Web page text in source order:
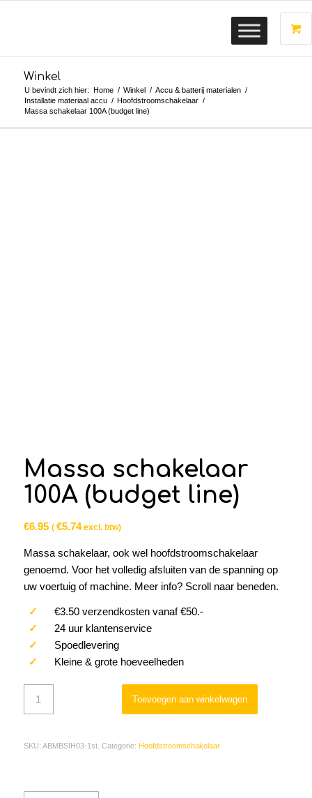
Winkel
U bevindt zich hier: Home / Winkel / Accu & batterij materialen /
Installatie materiaal accu / Hoofdstroomschakelaar /
Massa schakelaar 100A (budget line)
Massa schakelaar
100A (budget line)
€6.95 ( €5.74excl. btw)
Massa schakelaar, ook wel hoofdstroomschakelaar
genoemd. Voor het volledig afsluiten van de spanning op
uw voertuig of machine. Meer info? Scroll naar beneden.
✓ €3.50 verzendkosten vanaf €50.-
✓ 24 uur klantenservice
✓ Spoedlevering
✓ Kleine & grote hoeveelheden
Toevoegen aan winkelwagen
SKU: ABMBSIH03-1st. Categorie: Hoofdstroomschakelaar